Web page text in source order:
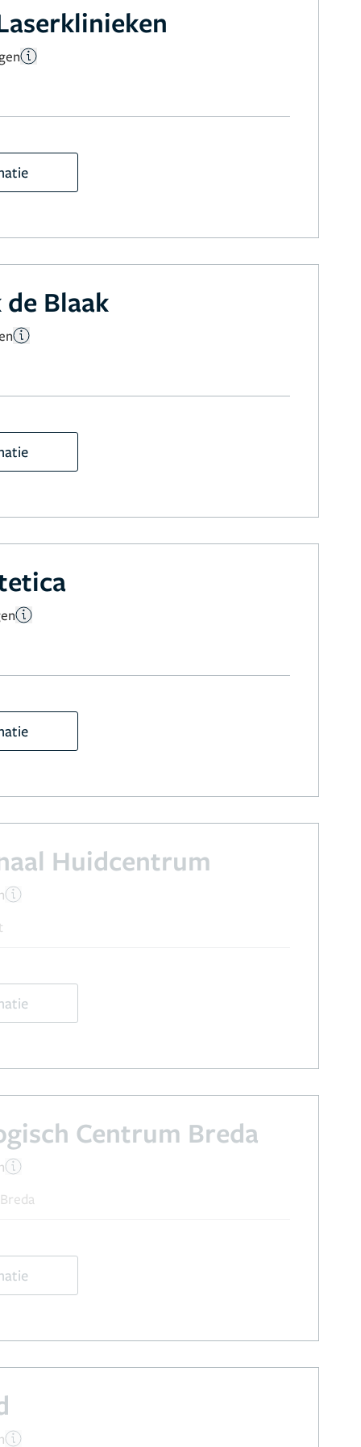
Blaak
Huidcentrum
Centrum Breda